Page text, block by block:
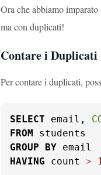
Ora che abbiamo
ma con duplicati!
Contare i Duplicati
Per contare i duplicati,
SELECT email,
FROM
GROUP
BY
HAVING count >